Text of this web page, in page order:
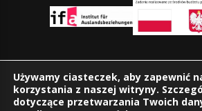
Znajdziesz nas również
Używamy ciasteczek, aby zapewnić
korzystania z naszej witryny.
dotyczące przetwarzania Twoich